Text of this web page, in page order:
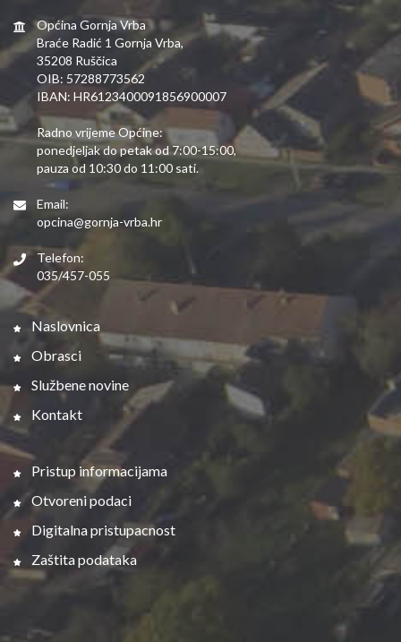
Općina Gornja Vrba
Braće Radić 1 Gornja Vrba,
35208 Ruščica
OIB: 57288773562
IBAN: HR6123400091856900007
Radno vrijeme Općine:
ponedjeljak do petak od 7:00-15:00,
pauza od 10:30 do 11:00 sati.
Email:
opcina@gornja-vrba.hr
Telefon:
035/457-055
Naslovnica
Obrasci
Službene novine
Kontakt
Pristup informacijama
Otvoreni podaci
Digitalna pristupacnost
Zaštita podataka